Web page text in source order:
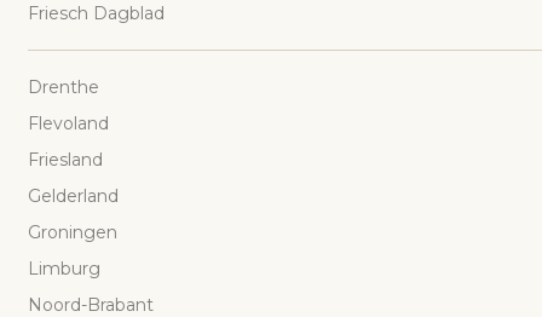
Friesch Dagblad
Drenthe
Flevoland
Friesland
Gelderland
Groningen
Limburg
Noord-Brabant